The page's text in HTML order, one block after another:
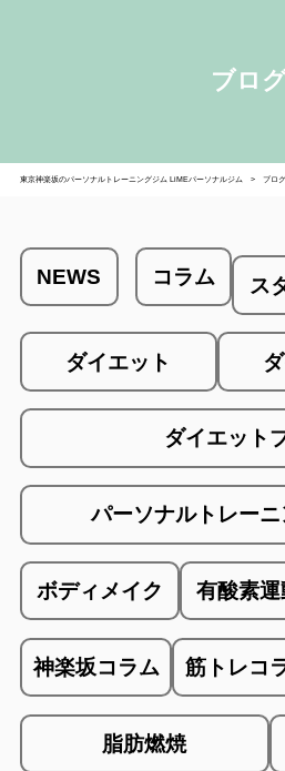
ブロ
東京神楽坂のパーソナルトレーニングジム LiMEパーソナルジム ブログ
NEWS コラム ス
ダイエット
ダイエット
パーソナルトレー
ボディメイク 有酸素運
神楽坂コラム 筋トレコ
脂肪燃焼